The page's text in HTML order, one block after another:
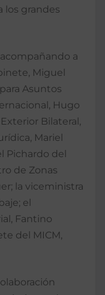
los grandes
a
Miguel
Asuntos
Hugo
Bilateral,
Mariel
Pichardo del
de Zonas
la viceministra
el
Fantino
del MICM,